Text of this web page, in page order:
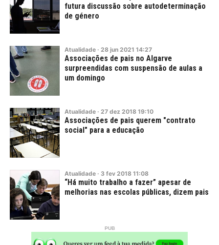
futura discussão sobre autodeterminação
de género
Atualidade · 28 jun 2021 14:27
Associações de pais no Algarve
surpreendidas com suspensão de aulas a
um domingo
Atualidade · 27 dez 2018 19:10
Associações de pais querem "contrato
social" para a educação
Atualidade · 3 fev 2018 11:08
“Há muito trabalho a fazer” apesar de
melhorias nas escolas públicas, dizem pais